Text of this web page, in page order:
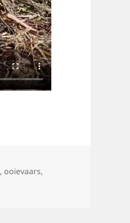
, ooievaars,